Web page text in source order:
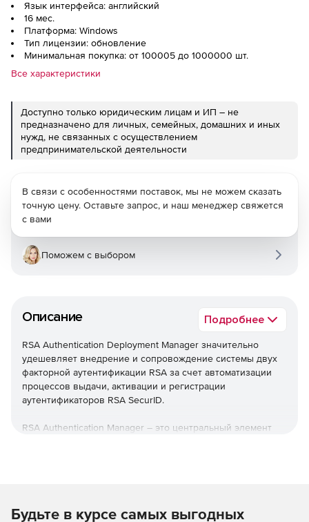
Язык интерфейса: английский
16 мес.
Платформа: Windows
Тип лицензии: обновление
Минимальная покупка: от 100005 до 1000000 шт.
Все характеристики
Доступно только юридическим лицам и ИП – не
предназначено для личных, семейных, домашних и иных
нужд, не связанных с осуществлением
предпринимательской деятельности
Описание Подробнее
RSA Authentication Deployment Manager значительно
удешевляет внедрение и сопровождение системы двух
факторной аутентификации RSA за счет автоматизации
процессов выдачи, активации и регистрации
аутентификаторов RSA SecurID.
RSA Authentication Manager – это центральный элемент
В связи с особенностями поставок, мы не можем сказать
точную цену. Оставьте запрос, и наш менеджер свяжется
с вами
Поможем с выбором
Будьте в курсе самых выгодных